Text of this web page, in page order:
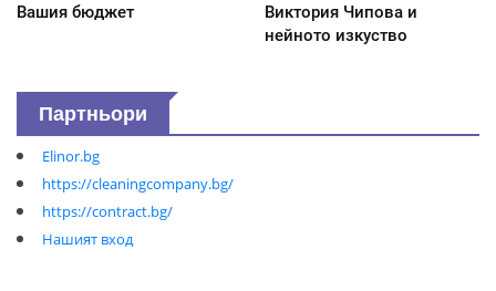
Вашия бюджет
Виктория Чипова и
нейното изкуство
Партньори
Elinor.bg
https://cleaningcompany.bg/
https://contract.bg/
Нашият вход